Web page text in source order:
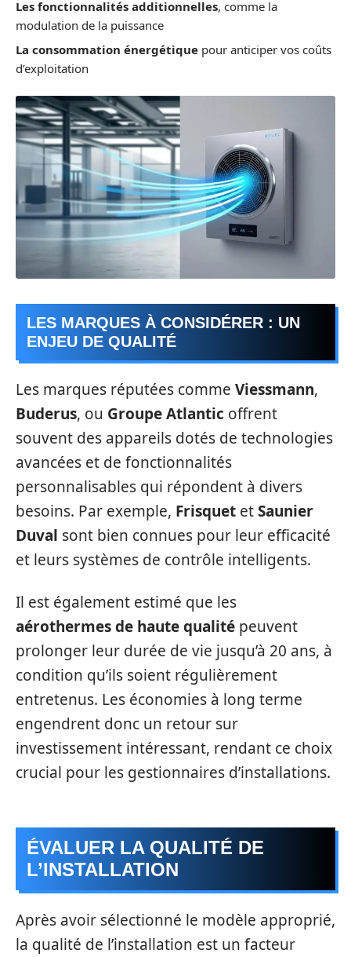
Les fonctionnalités additionnelles, comme la
modulation de la puissance
La consommation énergétique pour anticiper vos coûts
d’exploitation
LES MARQUES À CONSIDÉRER : UN
ENJEU DE QUALITÉ
Les marques réputées comme Viessmann,
Buderus, ou Groupe Atlantic offrent
souvent des appareils dotés de technologies
avancées et de fonctionnalités
personnalisables qui répondent à divers
besoins. Par exemple, Frisquet etSaunier
Duval sont bien connues pour leur efficacité
et leurs systèmes de contrôle intelligents.
Il est également estimé que les
aérothermes de haute qualité peuvent
prolonger leur durée de vie jusqu’à 20 ans, à
condition qu’ils soient régulièrement
entretenus. Les économies à long terme
engendrent donc un retour sur
investissement intéressant, rendant ce choix
crucial pour les gestionnaires d’installations.
ÉVALUER LA QUALITÉ DE
L’INSTALLATION
Après avoir sélectionné le modèle approprié,
la qualité de l’installation est un facteur